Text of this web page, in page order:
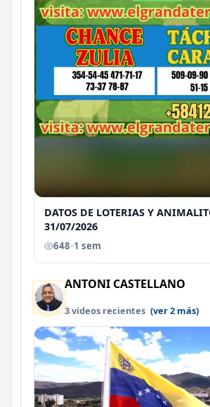
DATOS DE LOTERIAS Y
31/07/2026
648•1 sem
ANTONI CASTELLANO
3 videos recientes (ver 2 más)